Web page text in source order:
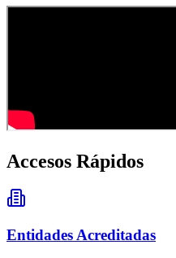
Accesos Rápidos
Entidades Acreditadas